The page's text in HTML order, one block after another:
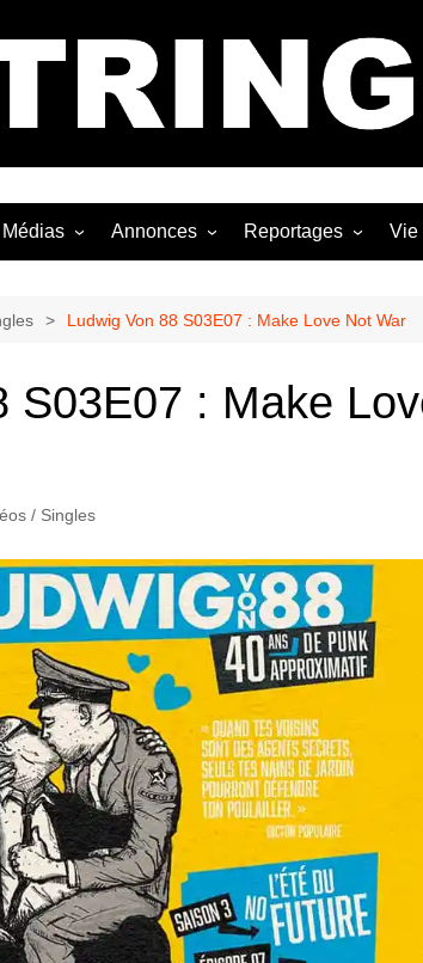
Médias
Albums / EP
Annonces
Les Concerts
Reportages
Photographies
Vie
Ludwig Von 88 S03E07 : Make Love Not War
S03E07 : Make
/ Singles